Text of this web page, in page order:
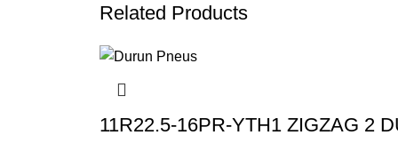
Related Products
11R22.5-16PR-YTH1 ZIGZAG 2